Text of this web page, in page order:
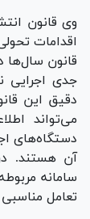
وی قانون
اقدامات
قانون سال‌ها
جدی اجرایی
دقیق این
می‌تواند
دستگاه‌های
آن هستند.
سامانه
تعامل